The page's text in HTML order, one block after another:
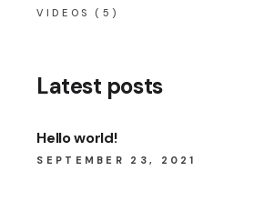
VIDEOS (5)
Latest posts
Hello world!
SEPTEMBER 23, 2021